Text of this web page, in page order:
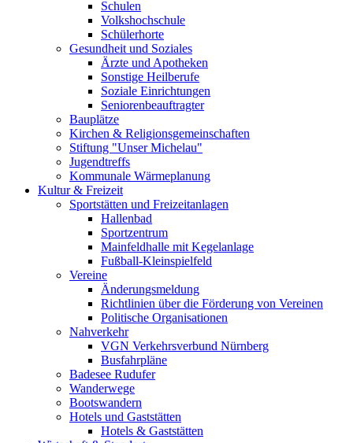
Schulen
Volkshochschule
Schülerhorte
Gesundheit und Soziales
Ärzte und Apotheken
Sonstige Heilberufe
Soziale Einrichtungen
Seniorenbeauftragter
Bauplätze
Kirchen & Religionsgemeinschaften
Stiftung "Unser Michelau"
Jugendtreffs
Kommunale Wärmeplanung
Kultur & Freizeit
Sportstätten und Freizeitanlagen
Hallenbad
Sportzentrum
Mainfeldhalle mit Kegelanlage
Fußball-Kleinspielfeld
Vereine
Änderungsmeldung
Richtlinien über die Förderung von Vereinen
Politische Organisationen
Nahverkehr
VGN Verkehrsverbund Nürnberg
Busfahrpläne
Badesee Rudufer
Wanderwege
Bootswandern
Hotels und Gaststätten
Hotels & Gaststätten